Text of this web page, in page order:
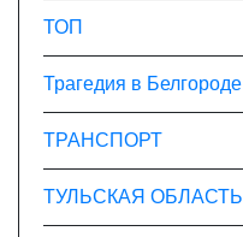
ТОП
Трагедия в Белгороде
ТРАНСПОРТ
ТУЛЬСКАЯ ОБЛАСТЬ